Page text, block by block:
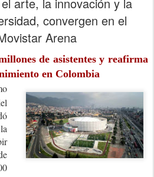
convergen en el
Arena
de asistentes y reafirma
en Colombia